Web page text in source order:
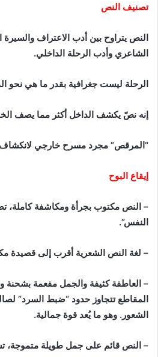
تصنيف النص
النص يتراوح بين أدب الاعتراف والسيرة
الشاعري وأدب الرحلة الداخلي.
الرحلة ليست جغرافية بقدر ما هي نحو
إنه نصّ يكشف الداخل أكثر مما يصف
“المرقص” مجرد مسرح خارجي
إيقاع البوح
– النص مكتوب بجرأة ومكاشفة كاملة،
النفس”.
– لغة النص الشعرية أقرب إلى قصيدة
– العاطفة كثيفة والجمل مفعمة بشحنة
المقاطع تتجاوز حدود “ضبط السرد”
الشعور. وهو ما يُعد قوة جمالية.
– النص قائم على جمل طويلة متموجة،